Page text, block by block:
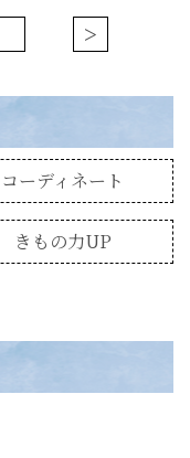
>
コーディネート
きもの力UP